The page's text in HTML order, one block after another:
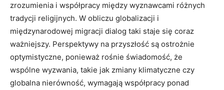
zrozumienia i współpracy między wyznawcami różnych
tradycji religijnych. W obliczu globalizacji i
międzynarodowej migracji dialog taki staje się coraz
ważniejszy. Perspektywy na przyszłość są ostrożnie
optymistyczne, ponieważ rośnie świadomość, że
wspólne wyzwania, takie jak zmiany klimatyczne czy
globalna nierówność, wymagają współpracy ponad